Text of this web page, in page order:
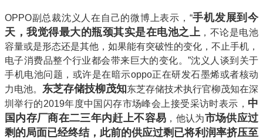
OPPO副总裁沈义人在自己的微博上表示，“手机发展到今
天，我觉得最大的瓶颈其实是在电池之上 ，不论是电池
容量或是形态还是其他，如果能有突破性的变化，不止手机，
电子消费品整个行业都会带来巨大的变化。”沈义人谈到关于
手机电池问题，或许是在暗示oppo正在研发石墨烯或者核动
力电池。 东芝存储技柳茂知东芝存储技术执行官柳茂知在深
圳举行的2019年度中国闪存市场峰会上接受采访时表示， 中
国内存厂商在二三年内赶上不容易 ，他认为市场供应过
剩的局面已经终结，此前的供应过剩已将利润率挤压至